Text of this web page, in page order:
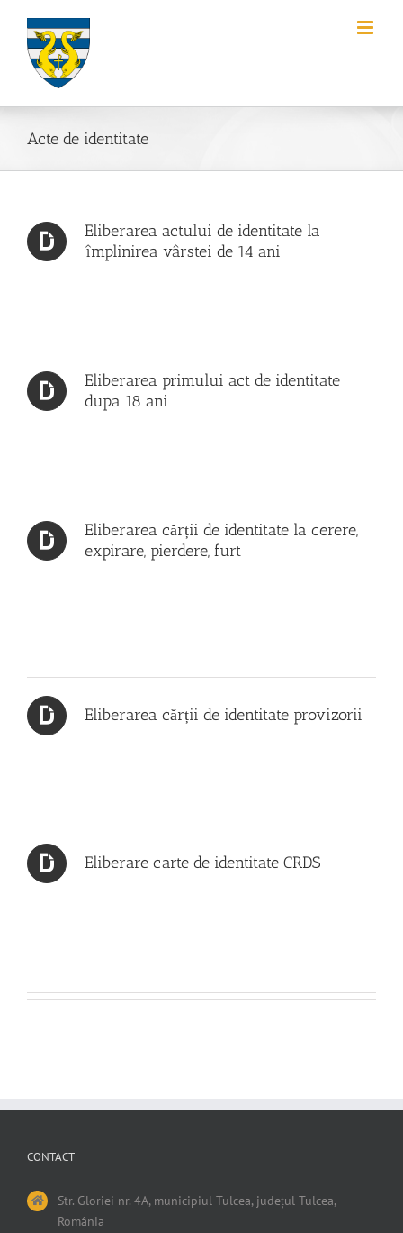
content
Acte de identitate
Eliberarea actului de identitate la
împlinirea vârstei de 14 ani
Eliberarea primului act de identitate
dupa 18 ani
Eliberarea cărții de identitate la cerere,
expirare, pierdere, furt
Eliberarea cărții de identitate provizorii
Eliberare carte de identitate CRDS
CONTACT
Str. Gloriei nr. 4A, municipiul Tulcea, județul Tulcea,
România